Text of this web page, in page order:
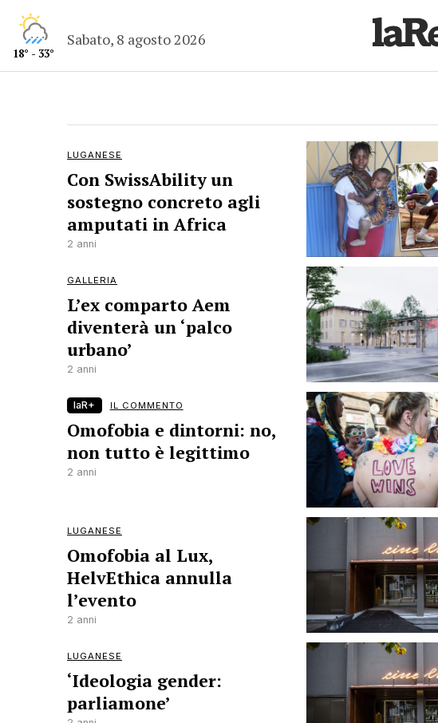
18° - 33°
Sabato, 8 agosto 2026
LUGANESE
Con SwissAbility un
sostegno concreto agli
amputati in Africa
2 anni
GALLERIA
L’ex comparto Aem
diventerà un ‘palco
urbano’
2 anni
laR+ IL COMMENTO
Omofobia e dintorni: no,
non tutto è legittimo
2 anni
LUGANESE
Omofobia al Lux,
HelvEthica annulla
l’evento
2 anni
LUGANESE
‘Ideologia gender:
parliamone’